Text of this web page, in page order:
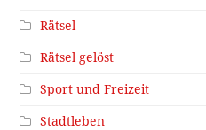
Rätsel
Rätsel gelöst
Sport und Freizeit
Stadtleben